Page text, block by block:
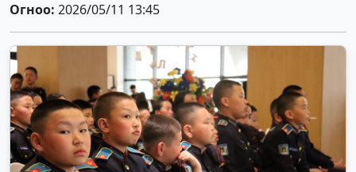
Огноо: 2026/05/11 13:45